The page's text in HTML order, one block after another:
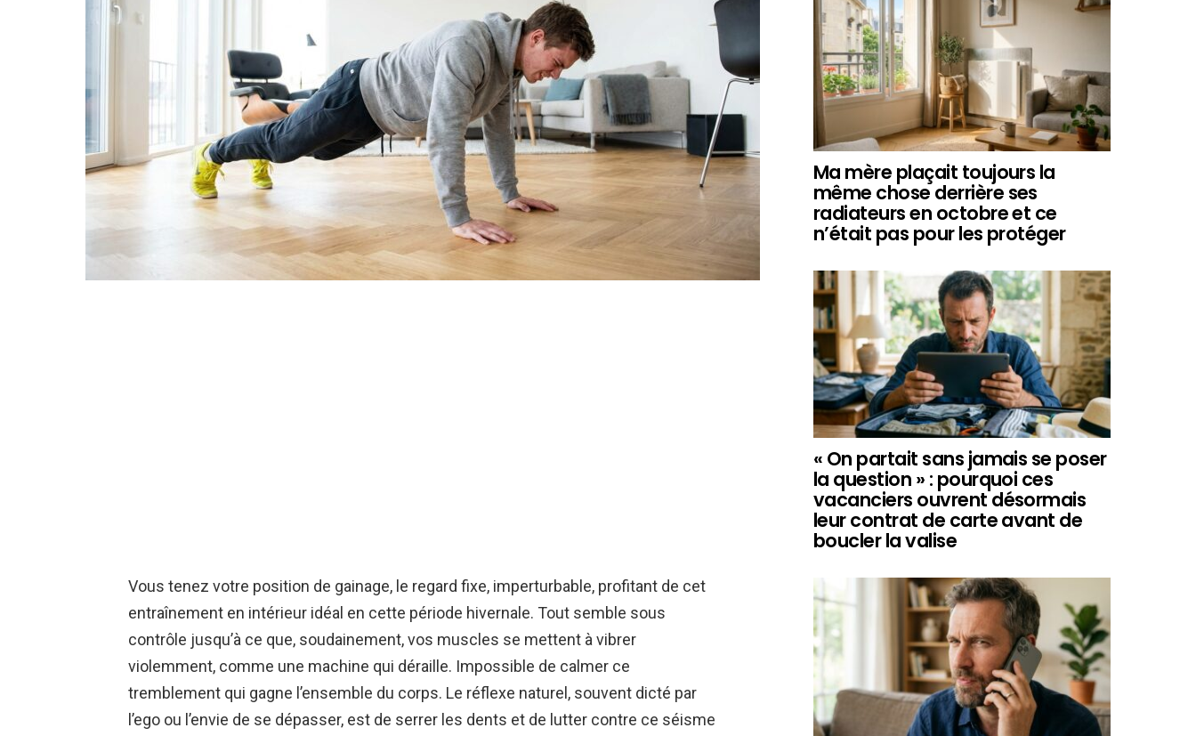
Vous tenez votre position de gainage, le regard fixe, imperturbable, profitant de cet
entraînement en intérieur idéal en cette période hivernale. Tout semble sous
contrôle jusqu’à ce que, soudainement, vos muscles se mettent à vibrer
violemment, comme une machine qui déraille. Impossible de calmer ce
tremblement qui gagne l’ensemble du corps. Le réflexe naturel, souvent dicté par
l’ego ou l’envie de se dépasser, est de serrer les dents et de lutter contre ce séisme
Ma mère plaçait toujours la
même chose derrière ses
radiateurs en octobre et ce
n’était pas pour les protéger
« On partait sans jamais se poser
la question » : pourquoi ces
vacanciers ouvrent désormais
leur contrat de carte avant de
boucler la valise